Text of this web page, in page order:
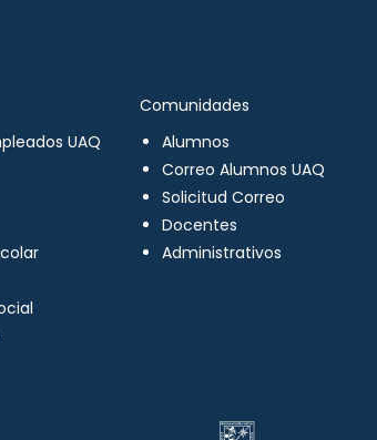
UAQ
Comunidades
Alumnos
Correo Alumnos UAQ
Solicitud Correo
Docentes
Administrativos